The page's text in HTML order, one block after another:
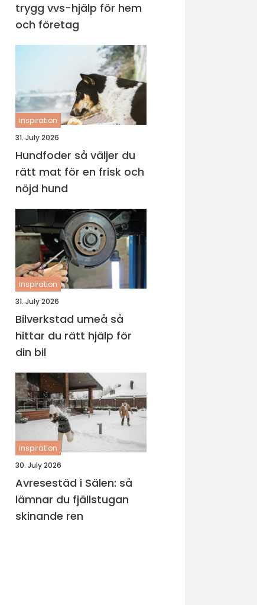
trygg vvs-hjälp för hem
och företag
inspiration
31. July 2026
Hundfoder så väljer du
rätt mat för en frisk och
nöjd hund
inspiration
31. July 2026
Bilverkstad umeå så
hittar du rätt hjälp för
din bil
inspiration
30. July 2026
Avresestäd i Sälen: så
lämnar du fjällstugan
skinande ren